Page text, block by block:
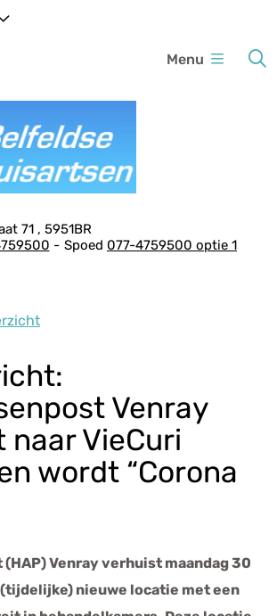
u
Menu
71
5951BR
Spoed 077-4759500 optie 1
Venray
naar VieCuri
wordt “Corona
Venray verhuist maandag 30
(tijdelijke) nieuwe locatie met een